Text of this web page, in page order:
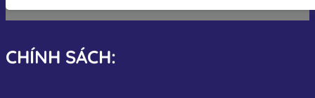
CHÍNH SÁCH: